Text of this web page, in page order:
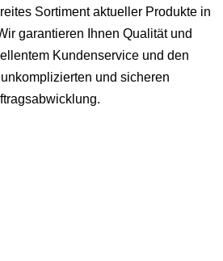
Sortiment aktueller Produkte in
garantieren Ihnen Qualität und
Kundenservice und den
und sicheren